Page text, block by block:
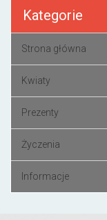
Kategorie
Strona główna
Kwiaty
Prezenty
Życzenia
Informacje